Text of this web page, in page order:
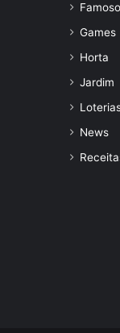
Games
Horta
Jardim
News